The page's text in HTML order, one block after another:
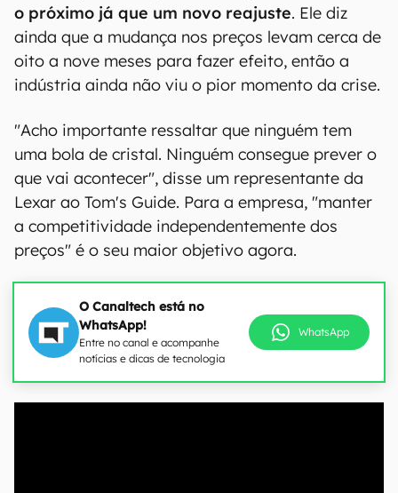
o próximo já que um novo reajuste. Ele diz
ainda que a mudança nos preços levam cerca de
oito a nove meses para fazer efeito, então a
indústria ainda não viu o pior momento da crise.
"Acho importante ressaltar que ninguém tem
uma bola de cristal. Ninguém consegue prever o
que vai acontecer", disse um representante da
Lexar ao Tom's Guide. Para a empresa, "manter
a competitividade independentemente dos
preços" é o seu maior objetivo agora.
O Canaltech está no
WhatsApp!
Entre no canal e acompanhe
notícias e dicas de tecnologia
WhatsApp